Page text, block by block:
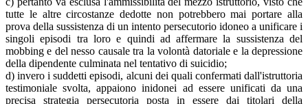
tutte le altre circostanze dedotte non potrebbero mai portare alla
prova della sussistenza di un intento persecutorio idoneo a unificare i
singoli episodi tra loro e quindi ad affermare la sussistenza del
mobbing e del nesso causale tra la volontà datoriale e la depressione
della dipendente culminata nel tentativo di suicidio;
d) invero i suddetti episodi, alcuni dei quali confermati dall'istruttoria
testimoniale svolta, appaiono inidonei ad essere unificati da una
precisa strategia persecutoria posta in essere dai titolari della